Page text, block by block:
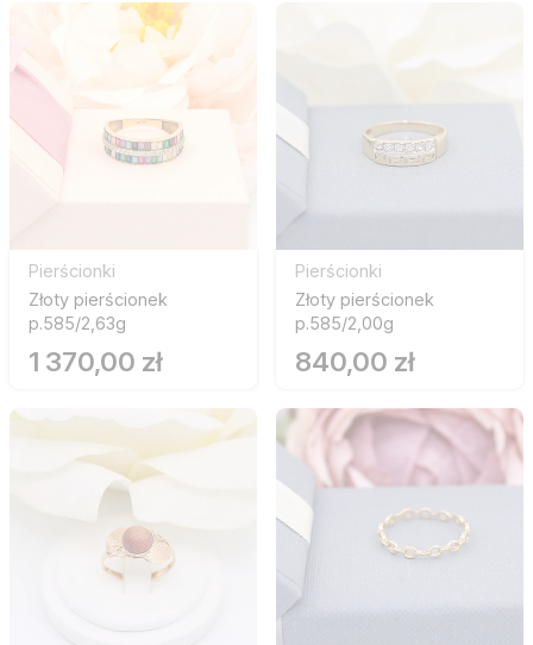
Pierścionki
Złoty pierścionek
p.585/2,63g
1 370,00 zł
Pierścionki
Złoty pierścionek
p.585/2,00g
840,00 zł